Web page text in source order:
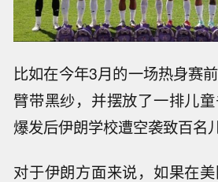
比如在今年3月的一场热身赛
臂带黑纱，并摆放了一排儿
爆发后伊朗学校遭空袭致百名
对于伊朗方面来说，如果在